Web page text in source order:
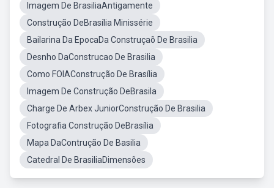
Imagem De BrasiliaAntigamente
Construção DeBrasília Minissérie
Bailarina Da EpocaDa Construçaõ De Brasilia
Desnho DaConstrucao De Brasilia
Como FOIAConstrução De Brasília
Imagem De Construção DeBrasila
Charge De Arbex JuniorConstrução De Brasilia
Fotografia Construção DeBrasília
Mapa DaContrução De Basilia
Catedral De BrasiliaDimensões